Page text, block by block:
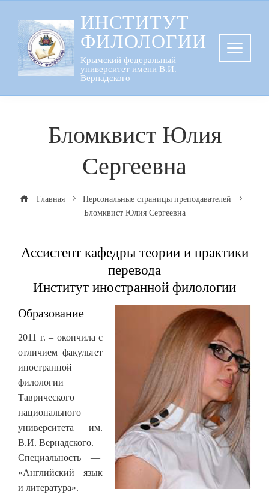
содержанию
ИНСТИТУТ
ФИЛОЛОГИИ
Крымский федеральный
университет имени В.И.
Вернадского
Бломквист Юлия
Сергеевна
Главная
Персональные страницы преподавателей
Бломквист Юлия Сергеевна
Ассистент кафедры теории и практики
перевода
Институт иностранной филологии
Образование
2011 г. – окончила с
отличием факультет
иностранной
филологии
Таврического
национального
университета им.
В.И. Вернадского.
Специальность —
«Английский язык
и литература».